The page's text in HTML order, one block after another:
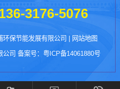
3176-5076
保节能发展有限公司 | 网站地图
司 备案号： 粤ICP备14061880号